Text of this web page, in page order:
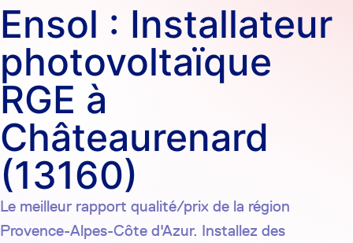
Ensol : Installateur
photovoltaïque
RGE à
Châteaurenard
(13160)
Le meilleur rapport qualité/prix de la région
Provence-Alpes-Côte d'Azur. Installez des